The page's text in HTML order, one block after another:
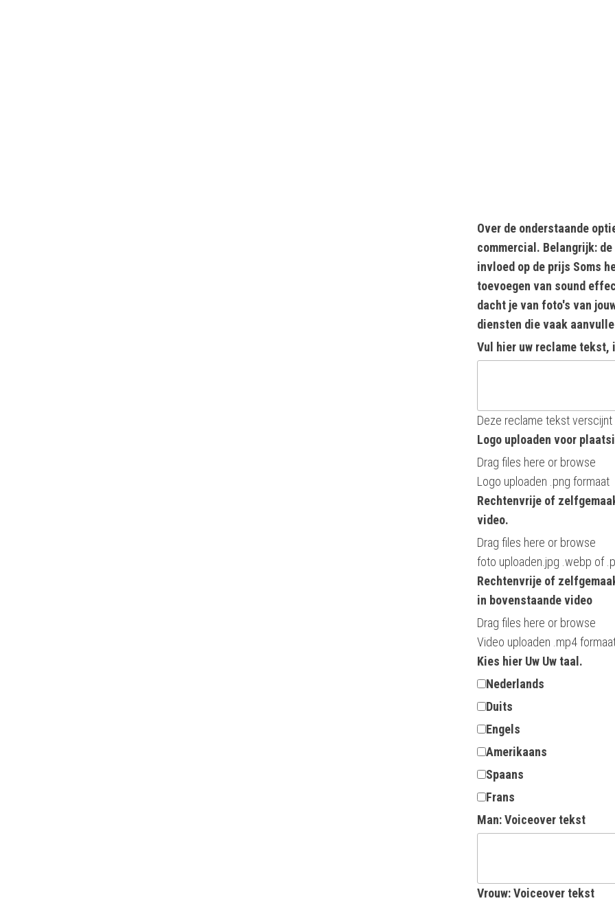
Over de onderstaande
commercial. Belangrijk:
invloed op de prijs Soms
toevoegen van sound
dacht je van foto's van
diensten die vaak
Vul hier uw reclame tekst,
Deze reclame tekst
Logo uploaden voor
Drag files here or browse
Logo uploaden .png formaat
Rechtenvrije of
video.
Drag files here or browse
foto uploaden.jpg .webp of
Rechtenvrije of
in bovenstaande video
Drag files here or browse
Video uploaden .mp4
Kies hier Uw Uw taal.
Nederlands
Duits
Engels
Amerikaans
Spaans
Frans
Man: Voiceover tekst
Vrouw: Voiceover tekst